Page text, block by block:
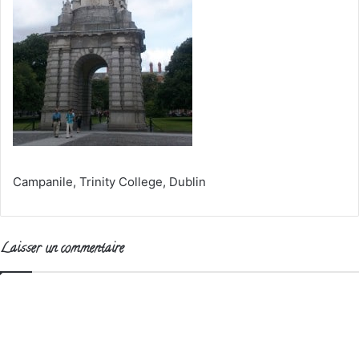
Campanile, Trinity College, Dublin
Laisser un commentaire